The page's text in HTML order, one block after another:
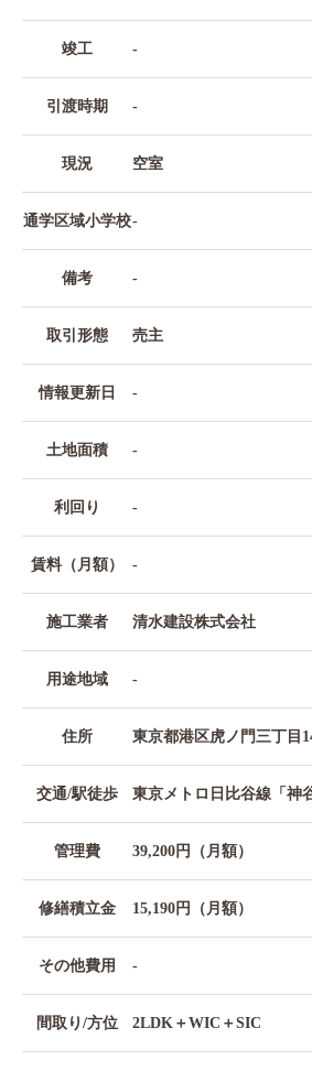
竣工 -
引渡時期 -
現況 空室
通学区域小学校-
備考 -
取引形態 売主
情報更新日 -
土地面積 -
利回り -
賃料（月額） -
施工業者 清水建設株式会社
用途地域 -
住所 東京都港区虎ノ門三丁目
交通/駅徒歩 東京メトロ日比谷線「神
管理費 39,200円（月額）
修繕積立金 15,190円（月額）
その他費用 -
間取り/方位 2LDK＋WIC＋SIC